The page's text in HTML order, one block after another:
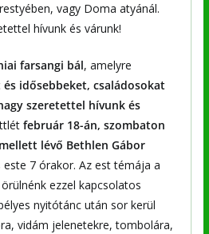
vagy Doma atyánál.
hívunk és várunk!
farsangi bál, amelyre
idősebbeket, családosokat
szeretettel hívunk és
február 18-án, szombaton
lévő Bethlen Gábor
este 7 órakor. Az est témája a
ezzel kapcsolatos
nyitótánc után sor kerül
vidám jelenetekre, tombolára,